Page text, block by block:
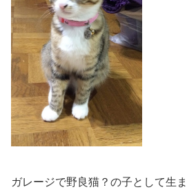
ガレージで野良猫？の子として生